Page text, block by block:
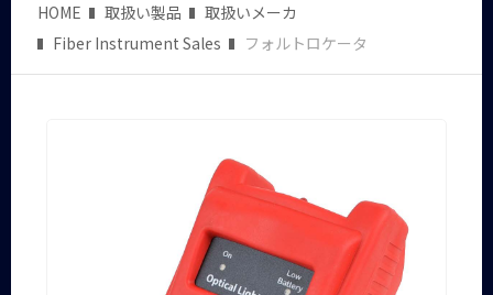
HOME 取扱い製品
取扱いメーカ
Fiber Instrument Sales
フォルトロケータ